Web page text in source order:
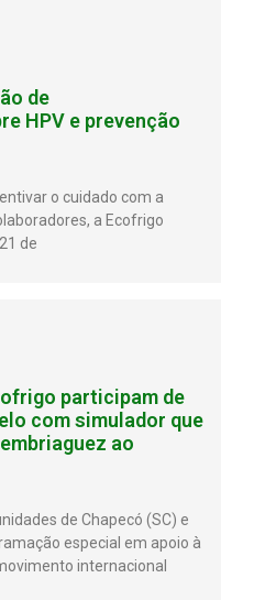
de
HPV e prevenção
o cuidado com a
a Ecofrigo
de
participam de
com simulador que
ao
de Chapecó (SC) e
especial em apoio à
internacional